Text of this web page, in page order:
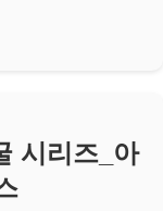
시리즈_아